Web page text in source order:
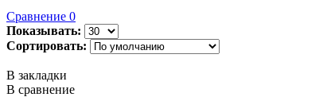
Сравнение 0
Показывать:
Сортировать:
В закладки
В сравнение